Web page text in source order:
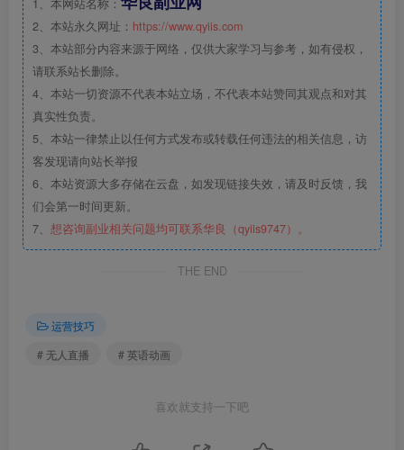
1、本网站名称：
2、本站永久网址： https://www.qyiis.com
3、本站部分内容来源于网络，仅供大家学习与参考，如有侵权，
请联系站长删除。
4、本站一切资源不代表本站立场，不代表本站赞同其观点和对其
真实性负责。
5、本站一律禁止以任何方式发布或转载任何违法的相关信息，访
客发现请向站长举报
6、本站资源大多存储在云盘，如发现链接失效，请及时反馈，我
们会第一时间更新。
7、 想咨询副业相关问题均可联系华良（qyiis9747）。
THE END
运营技巧
# 无人直播
# 英语动画
喜欢就支持一下吧